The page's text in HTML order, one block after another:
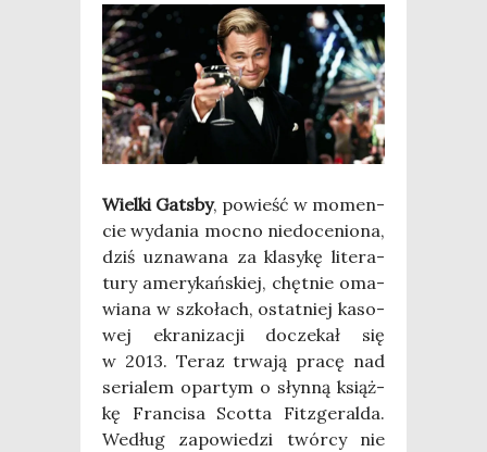
Wiel­ki Gats­by, powieść w momen­
cie wyda­nia moc­no nie­do­ce­nio­na,
dziś uzna­wa­na za kla­sy­kę lite­ra­
tu­ry ame­ry­kań­skiej, chęt­nie oma­
wia­na w szko­łach, ostat­niej kaso­
wej ekra­ni­za­cji docze­kał się
w 2013. Teraz trwa­ją pra­cę nad
seria­lem opar­tym o słyn­ną książ­
kę Fran­ci­sa Scot­ta Fit­zge­ral­da.
Według zapo­wie­dzi twór­cy nie